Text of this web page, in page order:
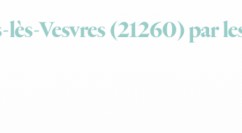
Vesvres (21260) par